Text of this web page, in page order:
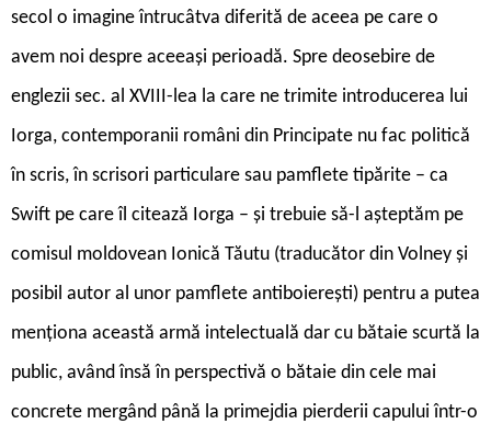
secol o imagine întrucâtva diferită de aceea pe care o
avem noi despre aceeași perioadă. Spre deosebire de
englezii sec. al XVIII-lea la care ne trimite introducerea lui
Iorga, contemporanii români din Principate nu fac politică
în scris, în scrisori particulare sau pamflete tipărite – ca
Swift pe care îl citează Iorga – și trebuie să-l așteptăm pe
comisul moldovean Ionică Tăutu (traducător din Volney și
posibil autor al unor pamflete antiboierești) pentru a putea
menționa această armă intelectuală dar cu bătaie scurtă la
public, având însă în perspectivă o bătaie din cele mai
concrete mergând până la primejdia pierderii capului într-o